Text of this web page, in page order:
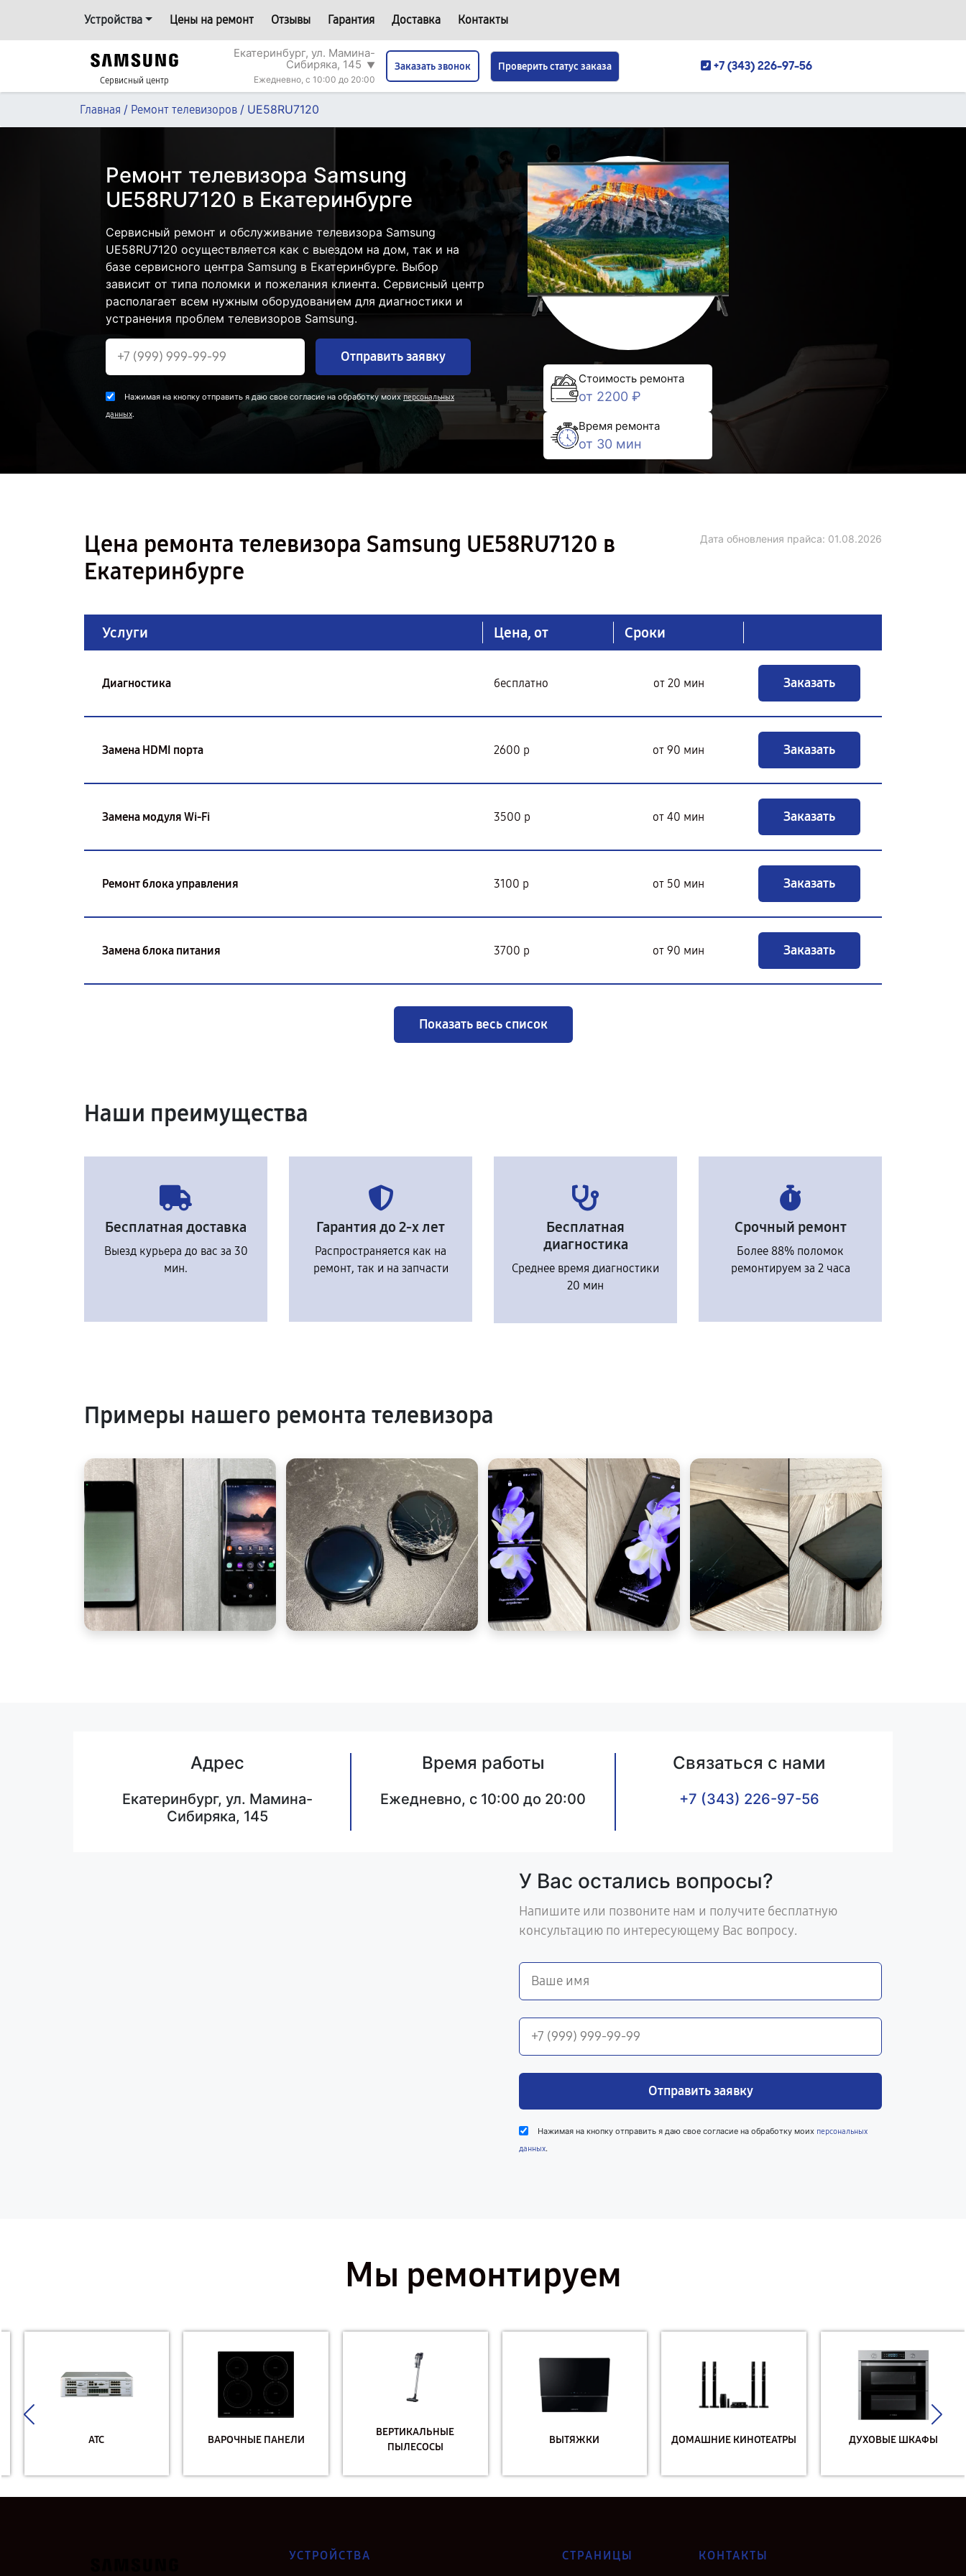
Устройства Цены на ремонт Отзывы Гарантия Доставка Контакты
Сервисный центр
Екатеринбург, ул. Мамина-
Сибиряка, 145 ▼
Ежедневно, с 10:00 до 20:00
Заказать звонок Проверить статус заказа +7 (343) 226-97-56
Главная / Ремонт телевизоров / UE58RU7120
Ремонт телевизора Samsung
UE58RU7120 в Екатеринбурге
Сервисный ремонт и обслуживание телевизора Samsung
UE58RU7120 осуществляется как с выездом на дом, так и на
базе сервисного центра Samsung в Екатеринбурге. Выбор
зависит от типа поломки и пожелания клиента. Сервисный центр
располагает всем нужным оборудованием для диагностики и
устранения проблем телевизоров Samsung.
Отправить заявку
Нажимая на кнопку отправить я даю свое согласие на обработку моихперсональных
данных.
Стоимость ремонта
от 2200 ₽
Время ремонта
от 30 мин
Цена ремонта телевизора Samsung UE58RU7120 в
Екатеринбурге
Дата обновления прайса: 01.08.2026
Услуги Цена, от Сроки
Диагностика бесплатно от 20 мин Заказать
Замена HDMI порта 2600 р от 90 мин Заказать
Замена модуля Wi-Fi 3500 р от 40 мин Заказать
Ремонт блока управления 3100 р от 50 мин Заказать
Замена блока питания 3700 р от 90 мин Заказать
Показать весь список
Наши преимущества
Бесплатная доставка
Выезд курьера до вас за 30
мин.
Гарантия до 2-х лет
Распространяется как на
ремонт, так и на запчасти
Бесплатная
диагностика
Среднее время диагностики
20 мин
Срочный ремонт
Более 88% поломок
ремонтируем за 2 часа
Примеры нашего ремонта телевизора
Адрес
Екатеринбург, ул. Мамина-
Сибиряка, 145
Время работы
Ежедневно, с 10:00 до 20:00
Связаться с нами
+7 (343) 226-97-56
У Вас остались вопросы?
Напишите или позвоните нам и получите бесплатную
консультацию по интересующему Вас вопросу.
Отправить заявку
Нажимая на кнопку отправить я даю свое согласие на обработку моих персональных
данных.
Мы ремонтируем
АТС ВАРОЧНЫЕ ПАНЕЛИ
ВЕРТИКАЛЬНЫЕ
ПЫЛЕСОСЫ
ВЫТЯЖКИ ДОМАШНИЕ КИНОТЕАТРЫ ДУХОВЫЕ ШКАФЫ
УСТРОЙСТВА СТРАНИЦЫ КОНТАКТЫ